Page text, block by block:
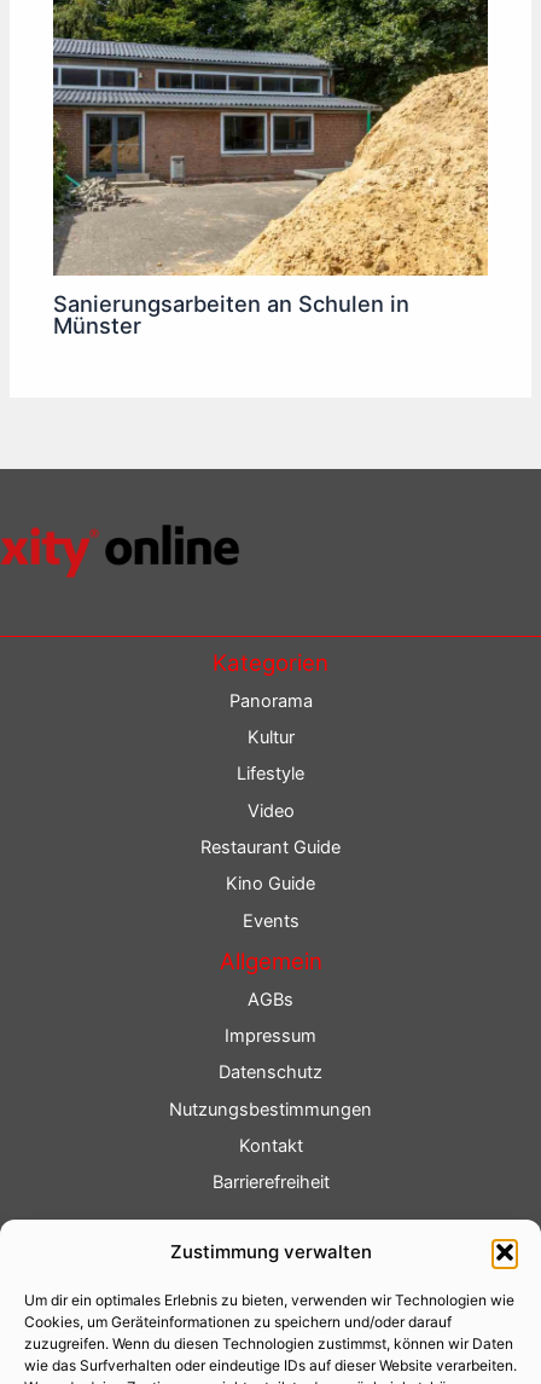
Zustimmung verwalten
Um dir ein optimales Erlebnis zu bieten, verwenden wir Technologien wie
Cookies, um Geräteinformationen zu speichern und/oder darauf
zuzugreifen. Wenn du diesen Technologien zustimmst, können wir Daten
wie das Surfverhalten oder eindeutige IDs auf dieser Website verarbeiten.
Sanierungsarbeiten an Schulen in
Münster
Kategorien
Panorama
Kultur
Lifestyle
Video
Restaurant Guide
Kino Guide
Events
Allgemein
AGBs
Impressum
Datenschutz
Nutzungsbestimmungen
Kontakt
Barrierefreiheit
Fotoservice
Videoservice
Werbung